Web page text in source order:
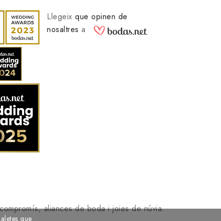
Llegeixque opinen de
nosaltres a
que
aliances de boda i joies de núvia.